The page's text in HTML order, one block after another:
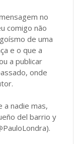
no
comigo não
de uma
e o que a
a publicar
onde
a nadie mas,
del barrio y